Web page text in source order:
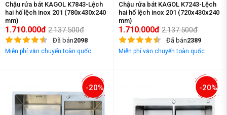
Chậu rửa bát KAGOL K7843-Lệch
hai hố lệch inox 201 (780x430x240
mm)
1.710.000đ 2.137.500đ
Đã bán2098
Miễn phí vận chuyển toàn quốc
Chậu rửa bát KAGOL K7243-Lệch
hai hố lệch inox 201 (720x430x240
mm)
1.710.000đ 2.137.500đ
Đã bán2389
Miễn phí vận chuyển toàn quốc
-20% -20%